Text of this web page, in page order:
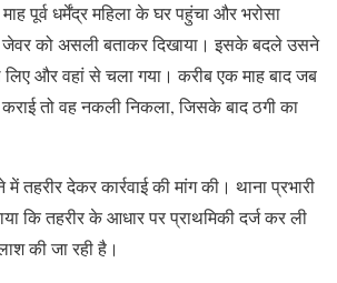
पूर्व धर्मेंद्र महिला के घर पहुंचा और भरोसा
को असली बताकर दिखाया। इसके बदले उसने
और वहां से चला गया। करीब एक माह बाद जब
तो वह नकली निकला, जिसके बाद ठगी का
में तहरीर देकर कार्रवाई की मांग की। थाना प्रभारी
कि तहरीर के आधार पर प्राथमिकी दर्ज कर ली
की जा रही है।